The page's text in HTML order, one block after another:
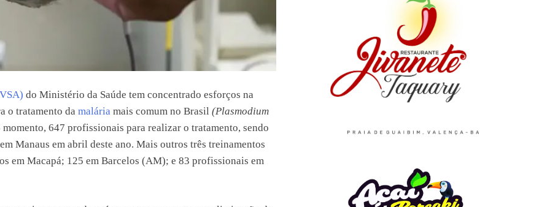
do Ministério da Saúde tem concentrado esforços na
o tratamento da malária mais comum no Brasil (Plasmodium
647 profissionais para realizar o tratamento, sendo
Manaus em abril deste ano. Mais outros três treinamentos
em Macapá; 125 em Barcelos (AM); e 83 profissionais em